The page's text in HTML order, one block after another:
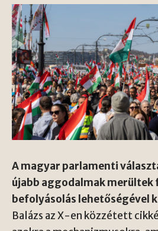
A magyar parlamenti
újabb aggodalmak merültek
befolyásolás lehetőségével
Balázs az X-en közzétett